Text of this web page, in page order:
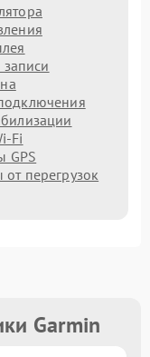
Fi
GPS
перегрузок
Garmin